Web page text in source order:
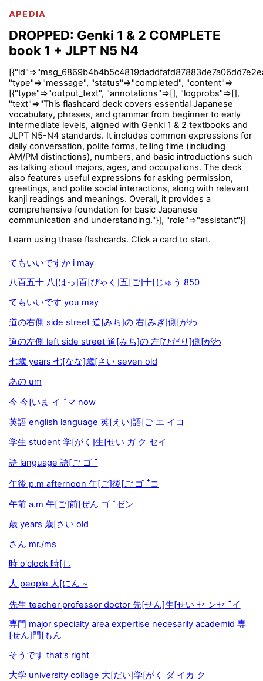
APEDIA
DROPPED: Genki 1 & 2 COMPLETE
book 1 + JLPT N5 N4
"type"=>"message", "status"=>"completed", "content"=>
[{"type"=>"output_text", "annotations"=>[], "logprobs"=>[],
"text"=>"This flashcard deck covers essential Japanese
vocabulary, phrases, and grammar from beginner to early
intermediate levels, aligned with Genki 1 & 2 textbooks and
JLPT N5-N4 standards. It includes common expressions for
daily conversation, polite forms, telling time (including
AM/PM distinctions), numbers, and basic introductions such
as talking about majors, ages, and occupations. The deck
also features useful expressions for asking permission,
greetings, and polite social interactions, along with relevant
kanji readings and meanings. Overall, it provides a
comprehensive foundation for basic Japanese
communication and understanding."}], "role"=>"assistant"}]
Learn using these flashcards. Click a card to start.
てもいいですか i may
八百五十 八[はっ]百[ぴゃく]五[ご]十[じゅう 850
てもいいです you may
道の右側 side street 道[みち]の 右[みぎ]側[がわ
道の左側 left side street 道[みち]の 左[ひだり]側[がわ
七歳 years 七[なな]歳[さい seven old
あの um
今 今[いま イ ꜜマ now
英語 english language 英[えい]語[ご エ イコ
学生 student 学[がく]生[せい ガ ク セイ
語 language 語[ご ゴ ꜜ
午後 p.m afternoon 午[ご]後[ご ゴ ꜜコ
午前 a.m 午[ご]前[ぜん ゴ ꜜゼン
歳 years 歳[さい old
さん mr./ms
時 o'clock 時[じ
人 people 人[にん ~
先生 teacher professor doctor 先[せん]生[せい セ ンセ ꜜイ
専門 major specialty area expertise necesarily academid 専
[せん]門[もん
そうです that's right
大学 university collage 大[だい]学[がく ダ イカ ク